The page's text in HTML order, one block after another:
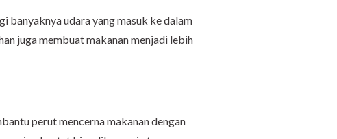
banyaknya udara yang masuk ke dalam
juga membuat makanan menjadi lebih
perut mencerna makanan dengan